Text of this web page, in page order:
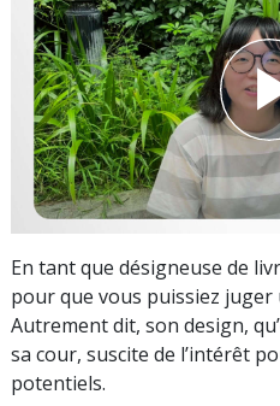
En tant que désigneuse de
pour que vous puissiez
Autrement dit, son design,
sa cour, suscite de l’intérêt
potentiels.